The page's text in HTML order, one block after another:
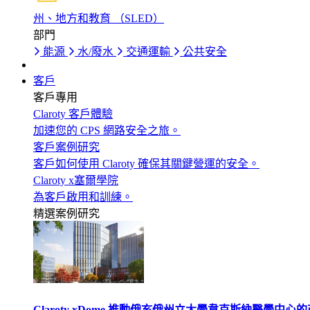
州、地方和教育 （SLED）
部門
能源
水/廢水 交通運輸 公共安全
客戶
客戶專用
Claroty 客戶體驗
加速您的 CPS 網路安全之旅。
客戶案例研究
客戶如何使用 Claroty 確保其關鍵營運的安全。
Claroty x塞爾學院
為客戶啟用和訓練。
精選案例研究